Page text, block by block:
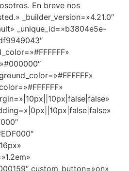
En breve nos
_builder_version=»4.21.0″
_unique_id=»b3804e5e-
custom_button=»on»